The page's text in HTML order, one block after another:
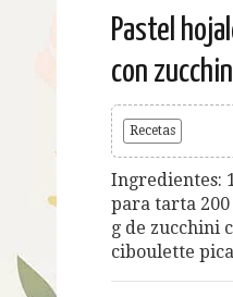
Pastel
con
Recetas
Ingredientes:
para tarta 200
g de zucchini
ciboulette